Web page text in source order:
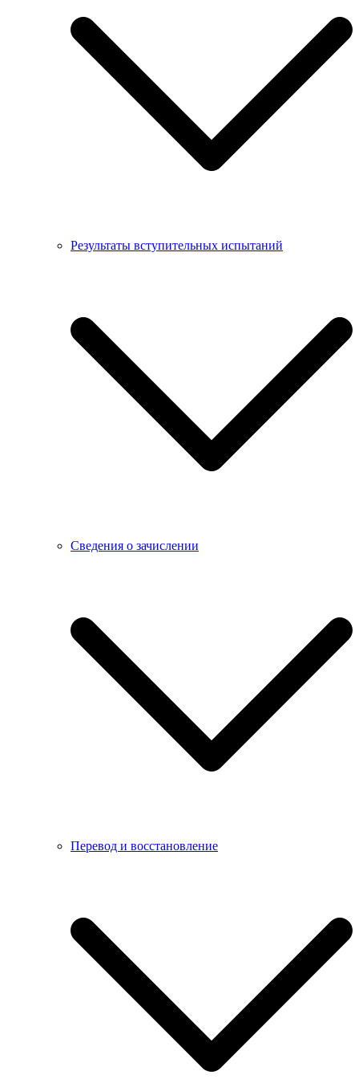
Результаты вступительных испытаний
Сведения о зачислении
Перевод и восстановление